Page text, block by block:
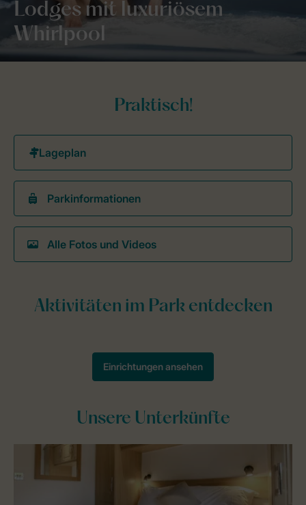
Lodges mit luxuriösem
Whirlpool
Praktisch!
Parkinformationen
Alle Fotos und Videos
Unsere Unterkünfte